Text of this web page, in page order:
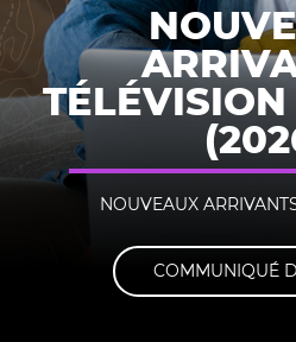
NOUVEAUX
COMMUNIQUÉ
COMMUNIQUÉS
COMMUNIQUÉS